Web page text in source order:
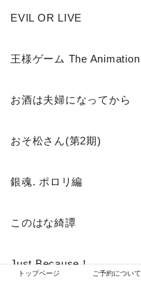
EVIL OR LIVE
王様ゲーム The Animation
お酒は夫婦になってから
おそ松さん(第2期)
銀魂. ポロリ編
このはな綺譚
Just Because！
トップページ ご予約について